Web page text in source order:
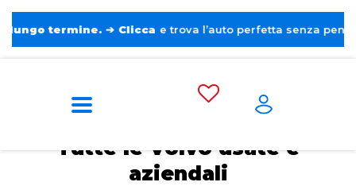
termine. ➔ Clicca e trova l’auto perfetta senza pensieri. ❤️
Home
Tutte le Volvo usate e
aziendali